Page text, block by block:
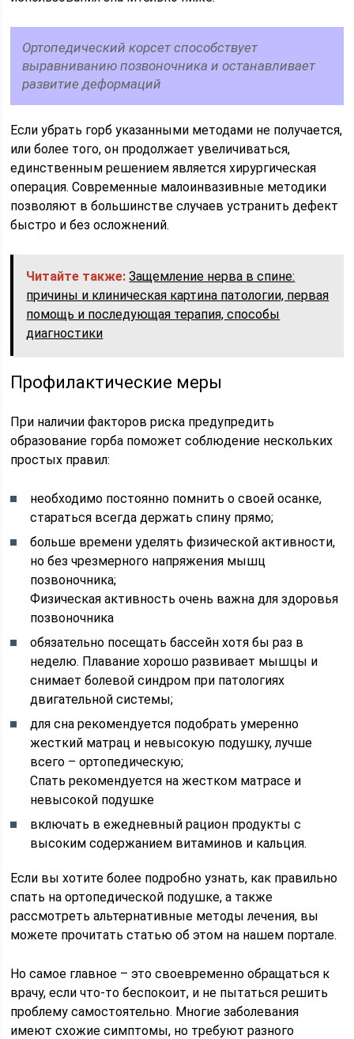
Ортопедический корсет способствует
выравниванию позвоночника и останавливает
развитие деформаций
Если убрать горб указанными методами не получается,
или более того, он продолжает увеличиваться,
единственным решением является хирургическая
операция. Современные малоинвазивные методики
позволяют в большинстве случаев устранить дефект
быстро и без осложнений.
Читайте также: Защемление нерва в спине:
причины и клиническая картина патологии, первая
помощь и последующая терапия, способы
диагностики
Профилактические меры
При наличии факторов риска предупредить
образование горба поможет соблюдение нескольких
простых правил:
необходимо постоянно помнить о своей осанке,
стараться всегда держать спину прямо;
больше времени уделять физической активности,
но без чрезмерного напряжения мышц
позвоночника;
Физическая активность очень важна для здоровья
позвоночника
обязательно посещать бассейн хотя бы раз в
неделю. Плавание хорошо развивает мышцы и
снимает болевой синдром при патологиях
двигательной системы;
для сна рекомендуется подобрать умеренно
жесткий матрац и невысокую подушку, лучше
всего – ортопедическую;
Спать рекомендуется на жестком матрасе и
невысокой подушке
включать в ежедневный рацион продукты с
высоким содержанием витаминов и кальция.
Если вы хотите более подробно узнать, как правильно
спать на ортопедической подушке, а также
рассмотреть альтернативные методы лечения, вы
можете прочитать статью об этом на нашем портале.
Но самое главное – это своевременно обращаться к
врачу, если что-то беспокоит, и не пытаться решить
проблему самостоятельно. Многие заболевания
имеют схожие симптомы, но требуют разного